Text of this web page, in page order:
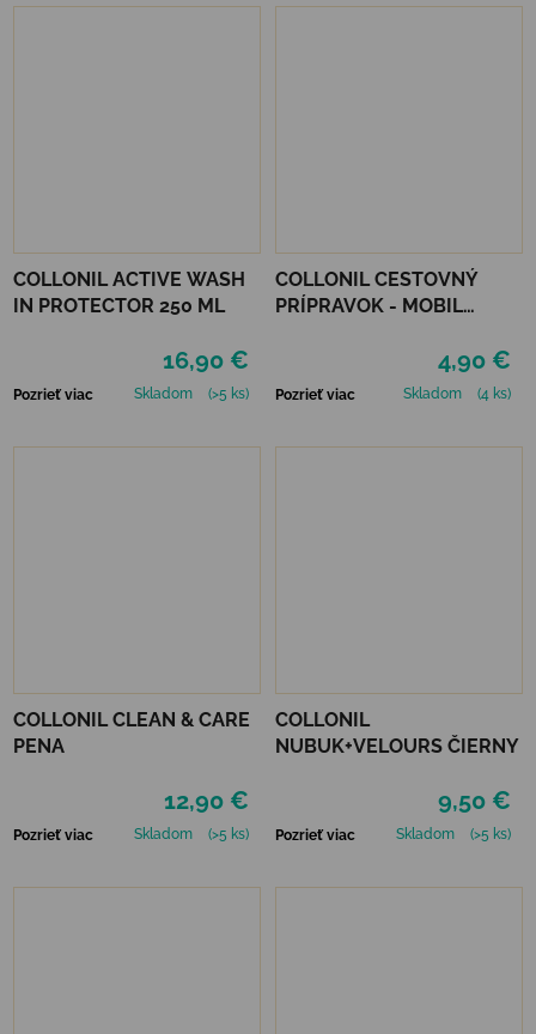
COLLONIL ACTIVE WASH
IN PROTECTOR 250 ML
16,90 €
Pozrieť viac Skladom (>5 ks)
COLLONIL CESTOVNÝ
PRÍPRAVOK - MOBIL
4,90 €
Pozrieť viac Skladom (4 ks)
COLLONIL CLEAN & CARE
PENA
12,90 €
Pozrieť viac Skladom (>5 ks)
COLLONIL
NUBUK+VELOURS ČIERNY
9,50 €
Pozrieť viac Skladom (>5 ks)